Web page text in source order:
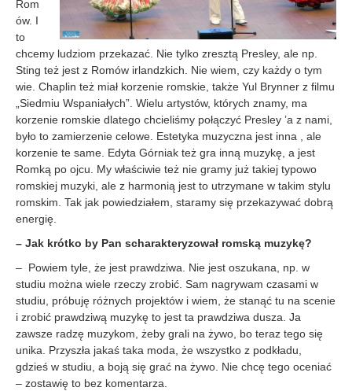
Rom
ów. I
to
chcemy ludziom przekazać. Nie tylko zresztą Presley, ale np.
Sting też jest z Romów irlandzkich. Nie wiem, czy każdy o tym
wie. Chaplin też miał korzenie romskie, także Yul Brynner z filmu
„Siedmiu Wspaniałych”. Wielu artystów, których znamy, ma
korzenie romskie dlatego chcieliśmy połączyć Presley ’a z nami,
było to zamierzenie celowe. Estetyka muzyczna jest inna , ale
korzenie te same. Edyta Górniak też gra inną muzykę, a jest
Romką po ojcu. My właściwie też nie gramy już takiej typowo
romskiej muzyki, ale z harmonią jest to utrzymane w takim stylu
romskim. Tak jak powiedziałem, staramy się przekazywać dobrą
energię.
– Jak krótko by Pan scharakteryzował romską muzykę?
– Powiem tyle, że jest prawdziwa. Nie jest oszukana, np. w
studiu można wiele rzeczy zrobić. Sam nagrywam czasami w
studiu, próbuję różnych projektów i wiem, że stanąć tu na scenie
i zrobić prawdziwą muzykę to jest ta prawdziwa dusza. Ja
zawsze radzę muzykom, żeby grali na żywo, bo teraz tego się
unika. Przyszła jakaś taka moda, że wszystko z podkładu,
gdzieś w studiu, a boją się grać na żywo. Nie chcę tego oceniać
– zostawię to bez komentarza.